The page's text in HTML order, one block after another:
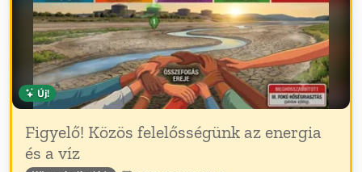
Új!
Figyelő! Közös felelősségünk az energia
és a víz